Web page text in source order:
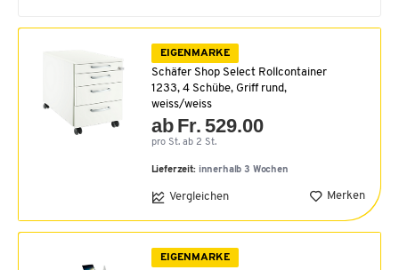
EIGENMARKE
Schäfer Shop Select Rollcontainer
1233, 4 Schübe, Griff rund,
weiss/weiss
ab Fr. 529.00
pro St. ab 2 St.
Lieferzeit: innerhalb 3 Wochen
Vergleichen Merken
EIGENMARKE